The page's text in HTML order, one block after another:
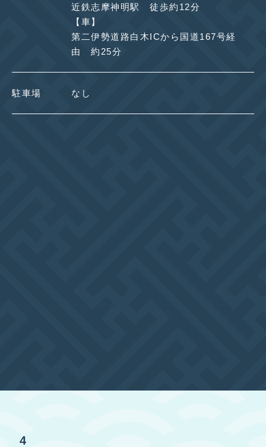
近鉄志摩神明駅 徒歩約12分
【車】
第二伊勢道路白木ICから国道167号経
由 約25分
駐車場 なし